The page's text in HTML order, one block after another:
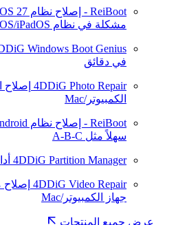
ReiBoot - إصلاح نظام iOS 27
مشكلة في نظام iOS/iPadOS
Windows Boot Genius
في دقائق
4DDiG Photo Repair إصلاح
الكمبيوتر/Mac
ReiBoot - إصلاح نظام Android
سهلاً مثل A-B-C
4DDiG Partition Manager
4DDiG Video Repair إصلاح
جهاز الكمبيوتر/Mac
عرض جميع المنتجات